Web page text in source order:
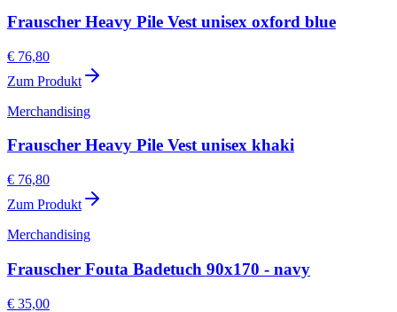
Frauscher Heavy Pile Vest unisex oxford blue
€ 76,80
Zum Produkt
Merchandising
Frauscher Heavy Pile Vest unisex khaki
€ 76,80
Zum Produkt
Merchandising
Frauscher Fouta Badetuch 90x170 - navy
€ 35,00